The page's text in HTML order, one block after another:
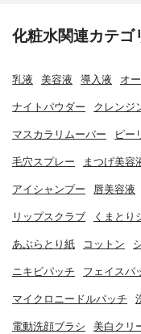
化粧水関連カテゴ
乳液 美容液 導入液 オ
ナイトパウダー クレンジ
マスカラリムーバー ピー
毛穴スプレー まつげ美容
アイシャンプー 唇美容液
リップスクラブ くまとり
あぶらとり紙 コットン
ニキビパッチ フェイスパ
マイクロニードルパッチ
電動洗顔ブラシ 美白クリ